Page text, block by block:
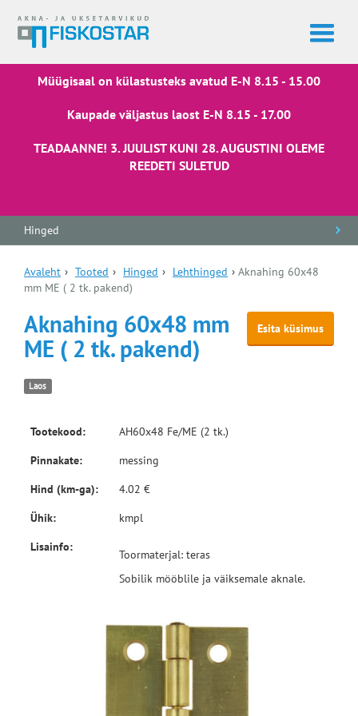
Müügisaal on külastusteks avatud E-N 8.15 - 15.00
Kaupade väljastus laost E-N 8.15 - 17.00
TEADAANNE! 3. JUULIST KUNI 28. AUGUSTINI OLEME
REEDETI SULETUD
Hinged
Avaleht › Tooted › Hinged › Lehthinged › Aknahing 60x48
mm ME ( 2 tk. pakend)
Esita küsimus
Aknahing 60x48 mm
ME ( 2 tk. pakend)
Laos
Tootekood:
AH60x48 Fe/ME (2 tk.)
Pinnakate:
messing
Hind (km-ga):
4.02 €
Ühik:
kmpl
Lisainfo:
Toormaterjal: teras
Sobilik mööblile ja väiksemale aknale.